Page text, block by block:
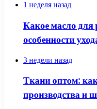
1 неделя назад
Какое масло для
особенности
3 недели назад
Ткани оптом:
производства и